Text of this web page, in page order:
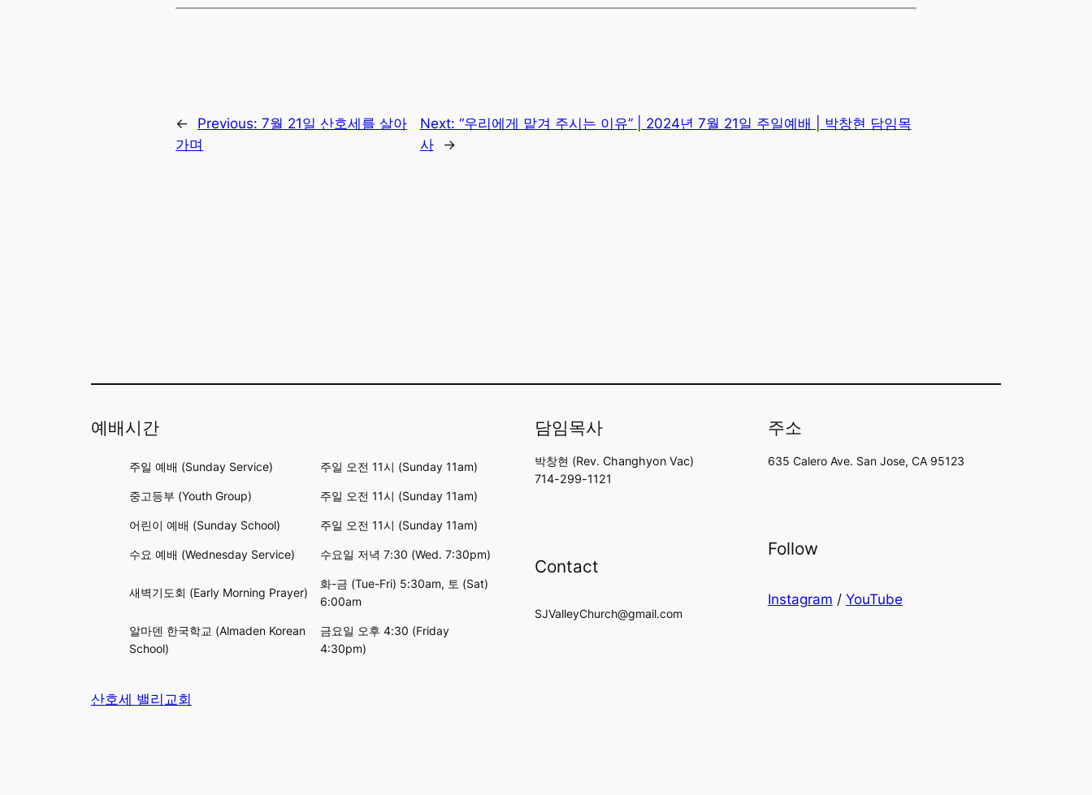
← Previous: 7월 21일 산호세를 살아
가며
Next: “우리에게 맡겨 주시는 이유” | 2024년 7월 21일 주일예배 | 박창현 담임목
사
→
예배시간
주일 예배 (Sunday Service) 주일 오전 11시 (Sunday 11am)
중고등부 (Youth Group) 주일 오전 11시 (Sunday 11am)
어린이 예배 (Sunday School) 주일 오전 11시 (Sunday 11am)
수요 예배 (Wednesday Service) 수요일 저녁 7:30 (Wed. 7:30pm)
새벽기도회 (Early Morning Prayer)
화-금 (Tue-Fri) 5:30am, 토 (Sat)
6:00am
알마덴 한국학교 (Almaden Korean
School)
금요일 오후 4:30 (Friday
4:30pm)
담임목사
박창현 (Rev. Changhyon Vac)
714-299-1121
Contact
SJValleyChurch@gmail.com
주소
635 Calero Ave. San Jose, CA 95123
Follow
Instagram / YouTube
산호세 밸리교회